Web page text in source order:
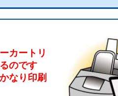
カートリ
のです
なり印刷